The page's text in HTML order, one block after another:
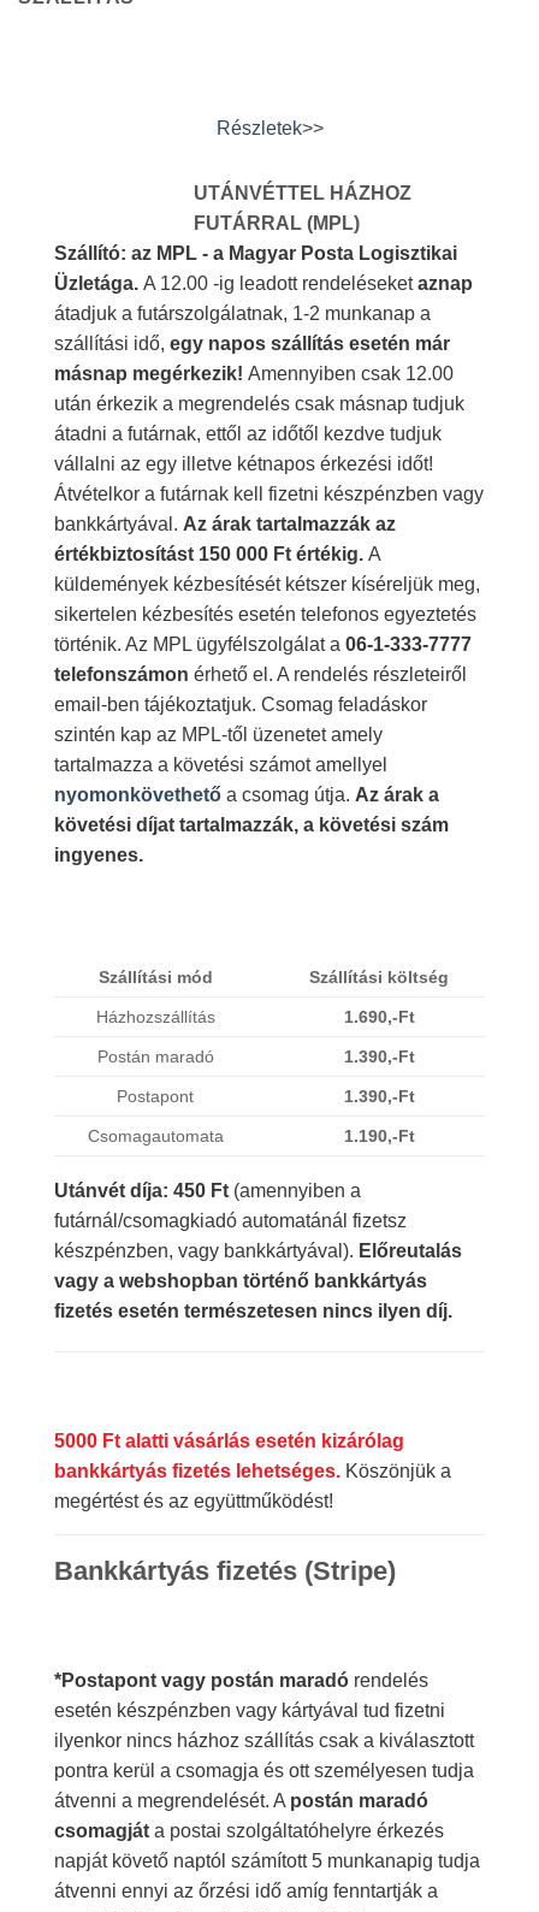
Részletek>>
UTÁNVÉTTEL HÁZHOZ
FUTÁRRAL (MPL)
Szállító: az MPL - a Magyar Posta Logisztikai
Üzletága. A 12.00 -ig leadott rendeléseketaznap
átadjuk a futárszolgálatnak, 1-2 munkanap a
szállítási idő, egy napos szállítás esetén már
másnap megérkezik! Amennyiben csak 12.00
után érkezik a megrendelés csak másnap tudjuk
átadni a futárnak, ettől az időtől kezdve tudjuk
vállalni az egy illetve kétnapos érkezési időt!
Átvételkor a futárnak kell fizetni készpénzben vagy
bankkártyával. Az árak tartalmazzák az
értékbiztosítást 150 000 Ft értékig. A
küldemények kézbesítését kétszer kíséreljük meg,
sikertelen kézbesítés esetén telefonos egyeztetés
történik. Az MPL ügyfélszolgálat a 06-1-333-7777
telefonszámon érhető el. A rendelés részleteiről
email-ben tájékoztatjuk. Csomag feladáskor
szintén kap az MPL-től üzenetet amely
tartalmazza a követési számot amellyel
nyomonkövethetőa csomag útja. Az árak a
követési díjat tartalmazzák, a követési szám
ingyenes.
Szállítási mód Szállítási költség
Házhozszállítás 1.690,-Ft
Postán maradó 1.390,-Ft
Postapont 1.390,-Ft
Csomagautomata 1.190,-Ft
Utánvét díja: 450 Ft (amennyiben a
futárnál/csomagkiadó automatánál fizetsz
készpénzben, vagy bankkártyával). Előreutalás
vagy a webshopban történő bankkártyás
fizetés esetén természetesen nincs ilyen díj.
5000 Ft alatti vásárlás esetén kizárólag
bankkártyás fizetés lehetséges.Köszönjük a
megértést és az együttműködést!
Bankkártyás fizetés (Stripe)
*Postapont vagy postán maradórendelés
esetén készpénzben vagy kártyával tud fizetni
ilyenkor nincs házhoz szállítás csak a kiválasztott
pontra kerül a csomagja és ott személyesen tudja
átvenni a megrendelését. A postán maradó
csomagjáta postai szolgáltatóhelyre érkezés
napját követő naptól számított 5 munkanapig tudja
átvenni ennyi az őrzési idő amíg fenntartják a